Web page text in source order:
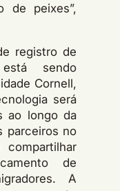
de peixes”,
registro de
sendo
Cornell,
será
ao longo da
parceiros no
de
A